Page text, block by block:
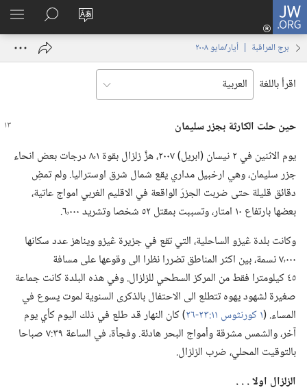
JW.ORG
تغيير
الموقع
تسجيل
الدخول
نافذة
البحث
في
JW.‎ORG
برج المراقبة | ‏‎أيار/مايو‏ ‏‎٢٠٠٨‏
اقرأ باللغة
حين حلت الكارثة بجزر سليمان
يوم الاثنين في ٢ نيسان (‏ابريل)‏ ٢٠٠٧،‏ هزَّ زلزال بقوة ٨٬١ درجات بعض انحاء
جزر سليمان،‏ وهي ارخبيل مداري يقع شمال شرق اوستراليا.‏ ولم تمضِ
دقائق قليلة حتى ضربت الجزرَ الواقعة في الاقليم الغربي امواج عاتية،‏
بعضها بارتفاع ١٠ امتار،‏ وتسببت بمقتل ٥٢ شخصا وتشريد ٦٬٠٠٠.‏
وكانت بلدة ڠيزو الساحلية،‏ التي تقع في جزيرة ڠيزو ويناهز عدد سكانها
٧٬٠٠٠ نسمة،‏ بين اكثر المناطق تضررا نظرا الى وقوعها على مسافة
٤٥ كيلومترا فقط من المركز السطحي للزلزال.‏ وفي هذه البلدة كانت جماعة
صغيرة لشهود يهوه تتطلع الى الاحتفال بالذكرى السنوية لموت يسوع في
المساء.‏ (‏١ كورنثوس ١١:‏٢٣-‏٢٦
‏)‏ كان النهار قد طلع في ذلك اليوم كأي يوم
آخر،‏ والشمس مشرقة وأمواج البحر هادئة.‏ وفجأة،‏ في الساعة ٣٩:‏٧ صباحا
بالتوقيت المحلي،‏ ضرب الزلزال.‏
الزلزال اولا .‏ .‏ .‏